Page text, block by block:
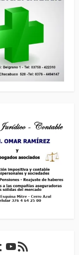
YouTube
Feed RSS